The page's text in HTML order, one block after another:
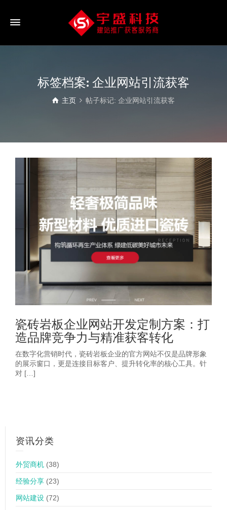
标签档案: 企业网站引流获客
主页 帖子标记: 企业网站引流获客
瓷砖岩板企业网站开发定制方案：打
造品牌竞争力与精准获客转化
在数字化营销时代，瓷砖岩板企业的官方网站不仅是品牌形象
的展示窗口，更是连接目标客户、提升转化率的核心工具。针
对 […]
资讯分类
外贸商机 (38)
经验分享 (23)
网站建设 (72)